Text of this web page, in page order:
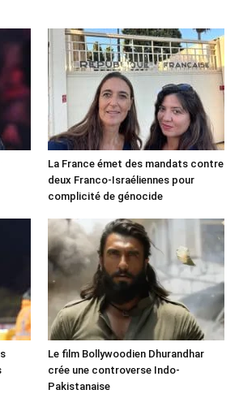
La France émet des mandats contre
deux Franco-Israéliennes pour
complicité de génocide
Le film Bollywoodien Dhurandhar
crée une controverse Indo-
Pakistanaise